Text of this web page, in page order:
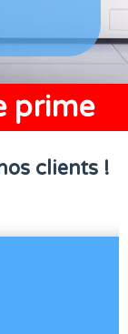
prime
clients !